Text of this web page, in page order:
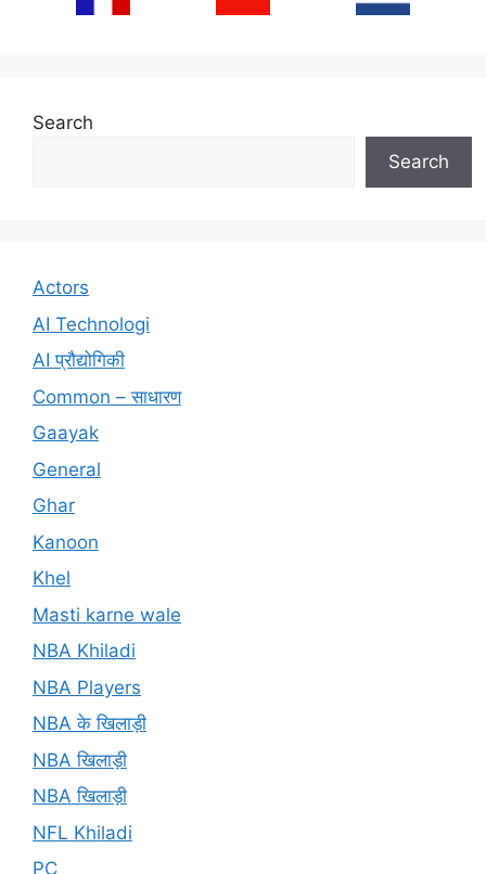
Search
Search
Actors
AI Technologi
AI प्रौद्योगिकी
Common – साधारण
Gaayak
General
Ghar
Kanoon
Khel
Masti karne wale
NBA Khiladi
NBA Players
NBA के खिलाड़ी
NBA खिलाड़ी
NBA खिलाड़ी
NFL Khiladi
PC